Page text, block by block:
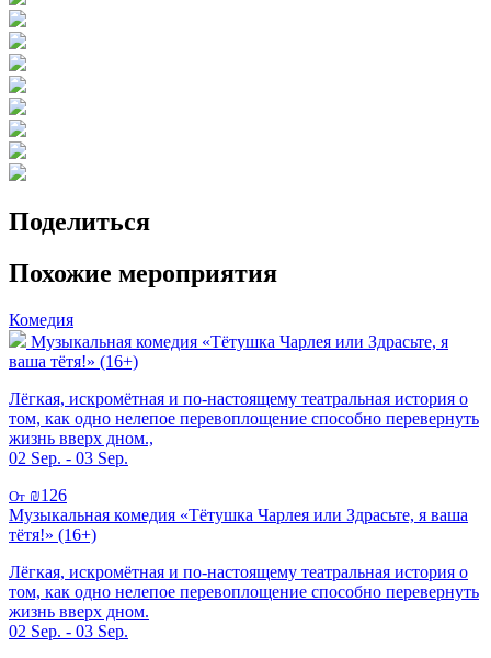
Поделиться
Похожие мероприятия
Комедия
Музыкальная комедия «Тётушка Чарлея или Здрасьте, я
ваша тётя!» (16+)
Лёгкая, искромётная и по-настоящему театральная история о
том, как одно нелепое перевоплощение способно перевернуть
жизнь вверх дном.,
02 Sep. - 03 Sep.
От ₪126
Музыкальная комедия «Тётушка Чарлея или Здрасьте, я ваша
тётя!» (16+)
Лёгкая, искромётная и по-настоящему театральная история о
том, как одно нелепое перевоплощение способно перевернуть
жизнь вверх дном.
02 Sep. - 03 Sep.